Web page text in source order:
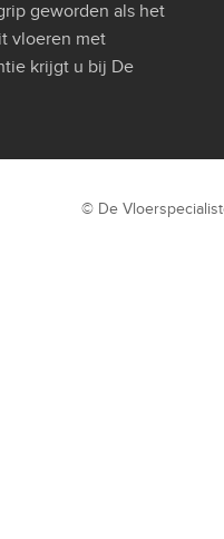
geworden als het
vloeren met
krijgt u bij De
© De